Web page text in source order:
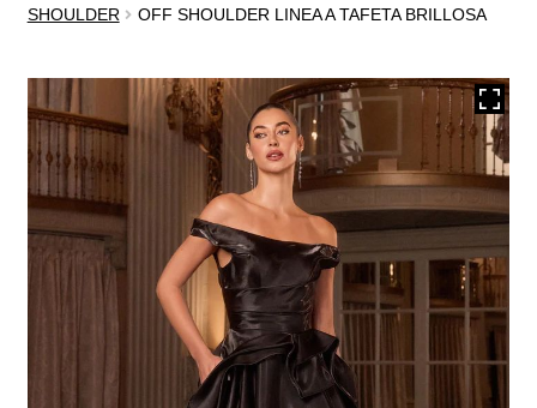
VENTA
REBAJAS
VESTIDOS DE NOVIA
OTROS
MENÚ
HIJO
ACCESORIOS
SHOULDER
OFF SHOULDER LINEA A TAFETA BRILLOSA